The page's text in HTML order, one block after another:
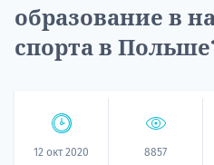
образование в
спорта в
12 окт 2020 8857